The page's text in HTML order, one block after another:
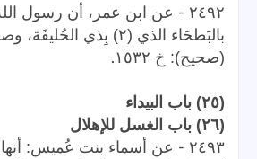
٢٤٩٢ - عن ابن عمر، أن رسول
بالبَطحَاء الذي (٢) بِذي الحُليفَة، وصلى بها
(صحيح): خ ١٥٣٢ .
(٢٥) باب البيداء
(٢٦) باب الغسل للإهلال
٢٤٩٣ - عن أسماء بنت عُميس: